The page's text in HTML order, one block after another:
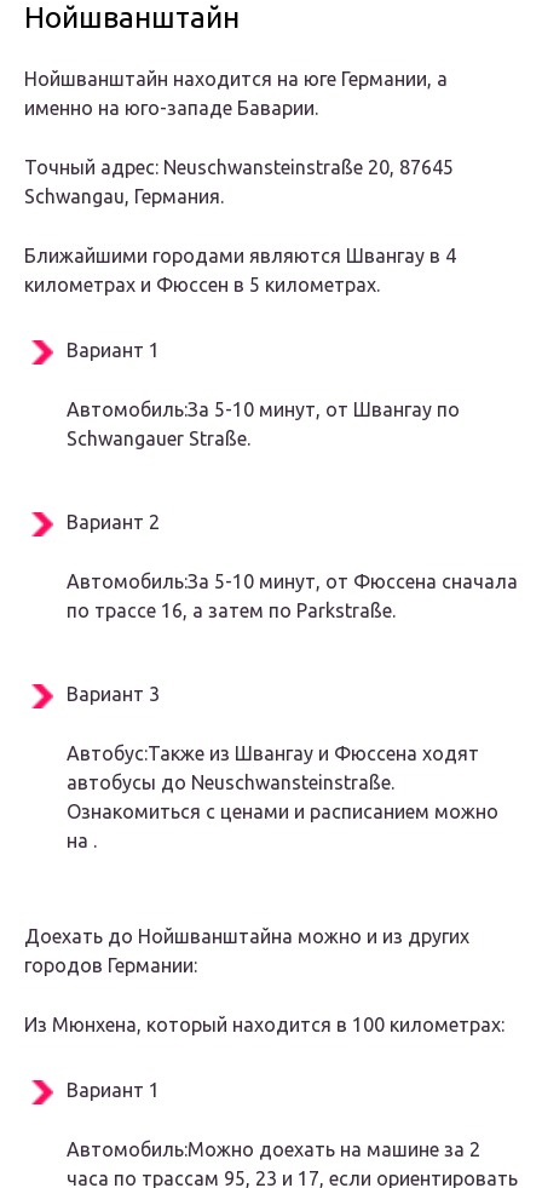
Нойшванштайн
Нойшванштайн находится на юге Германии, а
именно на юго-западе Баварии.
Точный адрес: Neuschwansteinstraße 20, 87645
Schwangau, Германия.
Ближайшими городами являются Швангау в 4
километрах и Фюссен в 5 километрах.
Вариант 1
Автомобиль:За 5-10 минут, от Швангау по
Schwangauer Straße.
Вариант 2
Автомобиль:За 5-10 минут, от Фюссена сначала
по трассе 16, а затем по Parkstraße.
Вариант 3
Автобус:Также из Швангау и Фюссена ходят
автобусы до Neuschwansteinstraße.
Ознакомиться с ценами и расписанием можно
на .
Доехать до Нойшванштайна можно и из других
городов Германии:
Из Мюнхена, который находится в 100 километрах:
Вариант 1
Автомобиль:Можно доехать на машине за 2
часа по трассам 95, 23 и 17, если ориентировать